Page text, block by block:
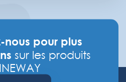
pour plus
sur les produits